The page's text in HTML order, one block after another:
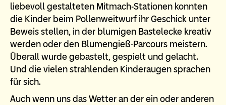
liebevoll gestalteten Mitmach-Stationen konnten
die Kinder beim Pollenweitwurf ihr Geschick unter
Beweis stellen, in der blumigen Bastelecke kreativ
werden oder den Blumengieß-Parcours meistern.
Überall wurde gebastelt, gespielt und gelacht.
Und die vielen strahlenden Kinderaugen sprachen
für sich.
Auch wenn uns das Wetter an der ein oder anderen